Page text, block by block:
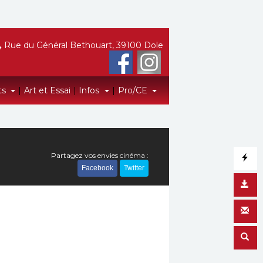
| Art et Essai | Infos | Pro/CE
Rue du Général Bethouart, 39100 Dole
Partagez vos envies cinéma :
Facebook Twitter